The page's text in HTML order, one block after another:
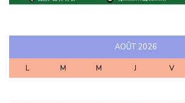
AOÛT 2026
L M M J V